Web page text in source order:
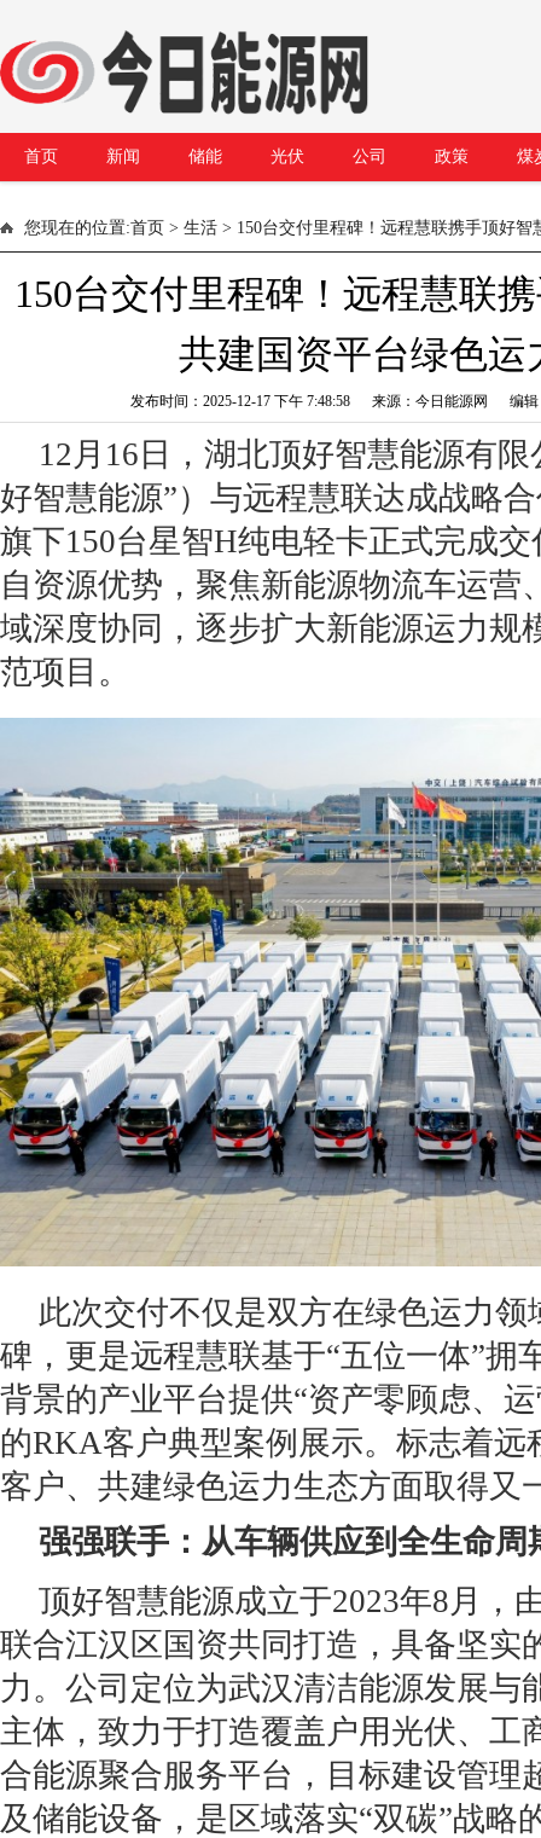
首页 新闻 储能 光伏 公司 政策 煤
您现在的位置:首页 > 生活 > 150台交付里程碑！远程慧联携手顶好
150台交付里程碑！远程慧联
共建国资平台绿色运
发布时间：2025-12-17 下午 7:48:58 来源：今日能源网 编
12月16日，湖北顶好智慧能源有
好智慧能源”）与远程慧联达成战略
旗下150台星智H纯电轻卡正式完成
自资源优势，聚焦新能源物流车运营
域深度协同，逐步扩大新能源运力规
范项目。
此次交付不仅是双方在绿色运力
碑，更是远程慧联基于“五位一体”拥
背景的产业平台提供“资产零顾虑、
的RKA客户典型案例展示。标志着远
客户、共建绿色运力生态方面取得又
强强联手：从车辆供应到全生命周
顶好智慧能源成立于2023年8月，
联合江汉区国资共同打造，具备坚实
力。公司定位为武汉清洁能源发展与
主体，致力于打造覆盖户用光伏、工
合能源聚合服务平台，目标建设管理
及储能设备，是区域落实“双碳”战略